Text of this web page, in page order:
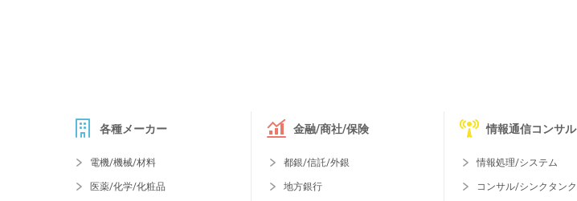
各種メーカー
電機/機械/材料
医薬/化学/化粧品
金融/商社/保険
都銀/信託/外銀
地方銀行
情報通信コンサル
情報処理/システム
コンサル/シンクタンク